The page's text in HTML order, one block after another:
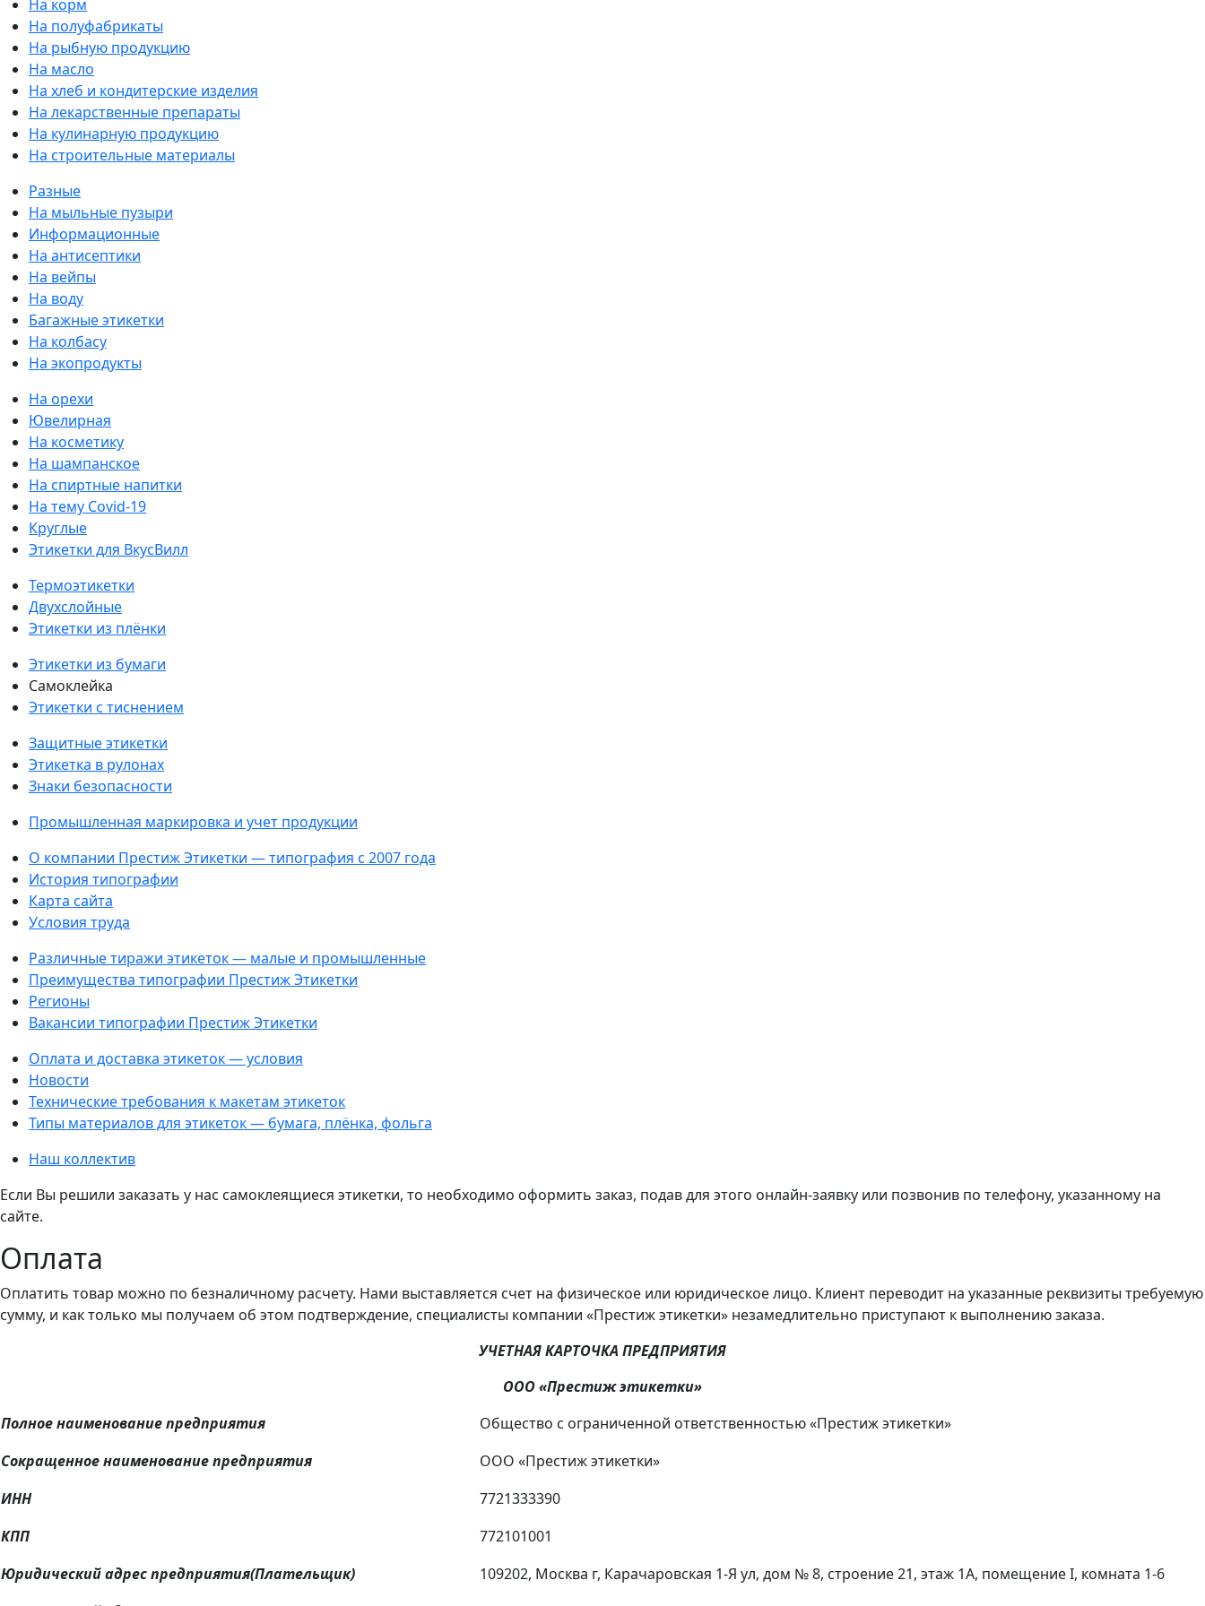
На корм
На полуфабрикаты
На рыбную продукцию
На масло
На хлеб и кондитерские изделия
На лекарственные препараты
На кулинарную продукцию
На строительные материалы
Разные
На мыльные пузыри
Информационные
На антисептики
На вейпы
На воду
Багажные этикетки
На колбасу
На экопродукты
На орехи
Ювелирная
На косметику
На шампанское
На спиртные напитки
На тему Covid-19
Круглые
Этикетки для ВкусВилл
Термоэтикетки
Двухслойные
Этикетки из плёнки
Этикетки из бумаги
Самоклейка
Этикетки с тиснением
Защитные этикетки
Этикетка в рулонах
Знаки безопасности
Промышленная маркировка и учет продукции
О компании Престиж Этикетки — типография с 2007 года
История типографии
Карта сайта
Условия труда
Различные тиражи этикеток — малые и промышленные
Преимущества типографии Престиж Этикетки
Регионы
Вакансии типографии Престиж Этикетки
Оплата и доставка этикеток — условия
Новости
Технические требования к макетам этикеток
Типы материалов для этикеток — бумага, плёнка, фольга
Наш коллектив
Если Вы решили заказать у нас самоклеящиеся этикетки, то необходимо оформить заказ, подав для этого онлайн-заявку или позвонив по телефону, указанному на
сайте.
Оплата
Оплатить товар можно по безналичному расчету. Нами выставляется счет на физическое или юридическое лицо. Клиент переводит на указанные реквизиты требуемую
сумму, и как только мы получаем об этом подтверждение, специалисты компании «Престиж этикетки» незамедлительно приступают к выполнению заказа.
УЧЕТНАЯ КАРТОЧКА ПРЕДПРИЯТИЯ
ООО«Престиж этикетки»
Полное наименование предприятия
Общество с ограниченной ответственностью «Престиж этикетки»
Сокращенное наименование предприятия
ООО «Престиж этикетки»
ИНН
7721333390
КПП
772101001
Юридический адрес предприятия(Плательщик)
109202, Москва г, Карачаровская 1-Я ул, дом № 8, строение 21, этаж 1А, помещение I, комната 1-6